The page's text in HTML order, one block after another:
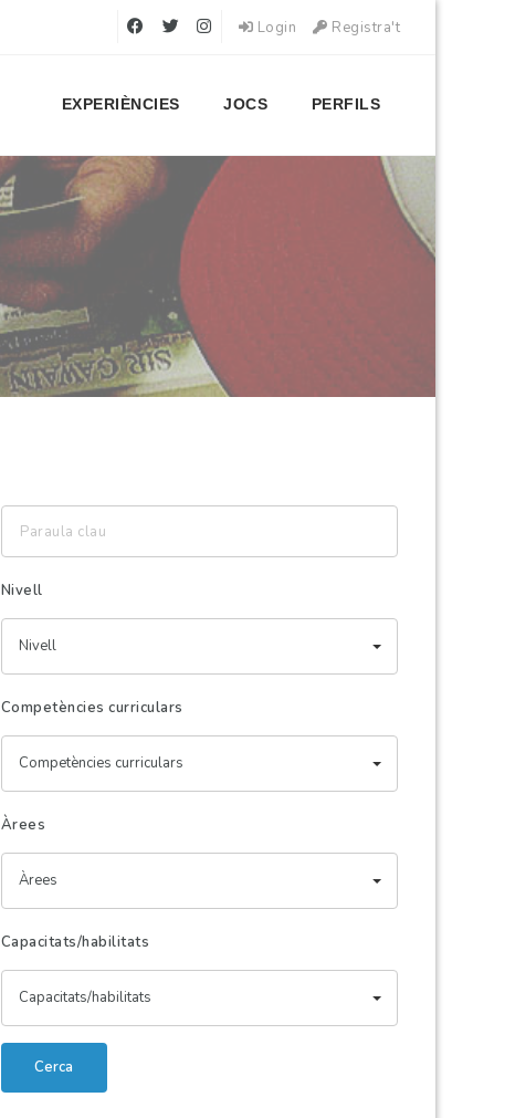
Login Registra't
EXPERIÈNCIES JOCS PERFILS
clau
Nivell
Nivell
Competències curriculars
Competències curriculars
Àrees
Àrees
Capacitats/habilitats
Capacitats/habilitats
Cerca